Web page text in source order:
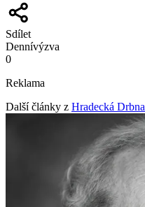
Sdílet
Dennívýzva
0
Reklama
Další články z Hradecká Drbna